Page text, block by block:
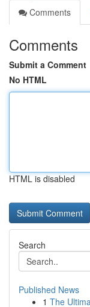
Comments
Comments
Submit a Comment
No HTML
HTML is disabled
Search
Published News
1 The